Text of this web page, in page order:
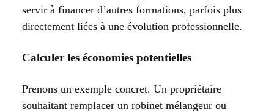
servir à financer d’autres formations, parfois plus
directement liées à une évolution professionnelle.
Calculer les économies potentielles
Prenons un exemple concret. Un propriétaire
souhaitant remplacer un robinet mélangeur ou